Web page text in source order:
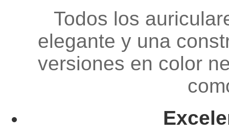
Todos los
elegante y una
versiones en color